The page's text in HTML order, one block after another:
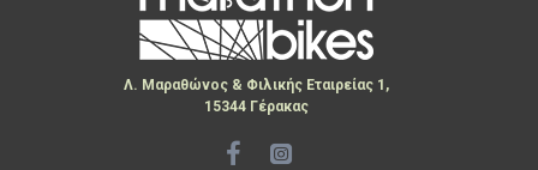
Λ. Μαραθώνος & Φιλικής Εταιρείας 1,
15344 Γέρακας